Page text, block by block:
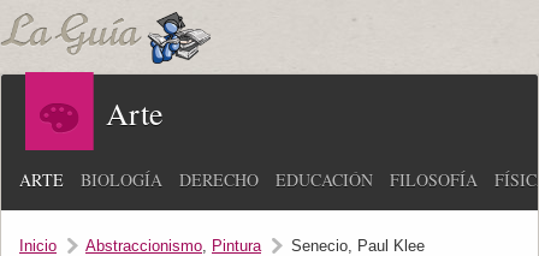
Arte
ARTE BIOLOGÍA DERECHO EDUCACIÓN FILOSOFÍA
Inicio Abstraccionismo, Pintura Senecio, Paul Klee